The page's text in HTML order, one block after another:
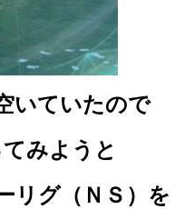
いていたので
みようと
リグ（ＮＳ）を